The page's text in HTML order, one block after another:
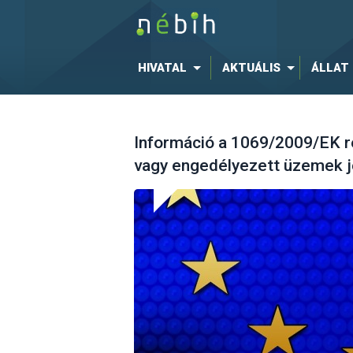
HIVATAL AKTUÁLIS ÁLLAT
Információ a 1069/2009/EK
vagy engedélyezett üzemek